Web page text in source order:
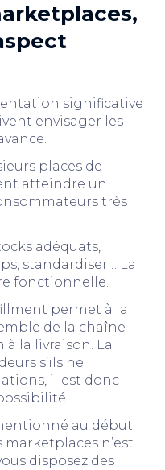
significative
envisager les
places de
atteindre un
très
adéquats,
standardiser… La
fonctionnelle.
permet à la
de la chaîne
la livraison. La
s’ils ne
il est donc
au début
marketplaces n’est
disposez des